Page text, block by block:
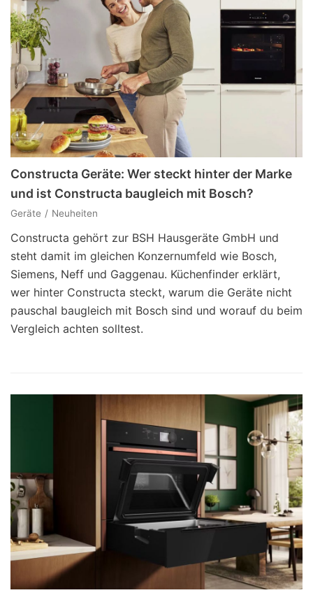
Constructa Geräte: Wer steckt hinter der Marke
und ist Constructa baugleich mit Bosch?
Geräte Neuheiten
Constructa gehört zur BSH Hausgeräte GmbH und
steht damit im gleichen Konzernumfeld wie Bosch,
Siemens, Neff und Gaggenau. Küchenfinder erklärt,
wer hinter Constructa steckt, warum die Geräte nicht
pauschal baugleich mit Bosch sind und worauf du beim
Vergleich achten solltest.